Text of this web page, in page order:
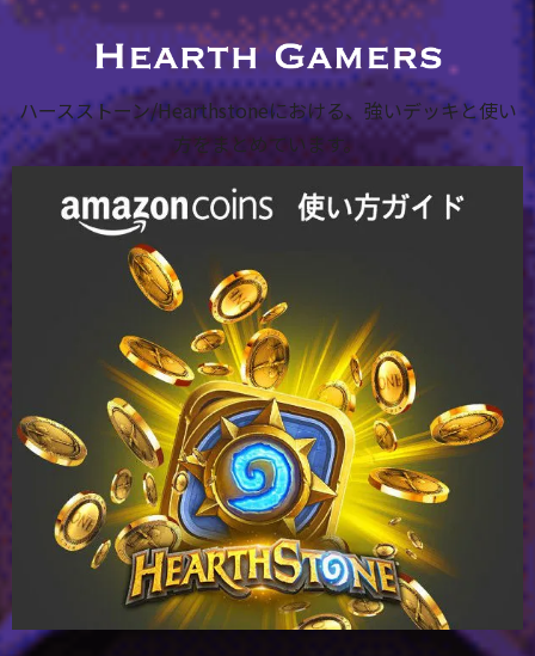
ハースストーン/Hearthstoneにおける、強いデッキと使い
方をまとめています。